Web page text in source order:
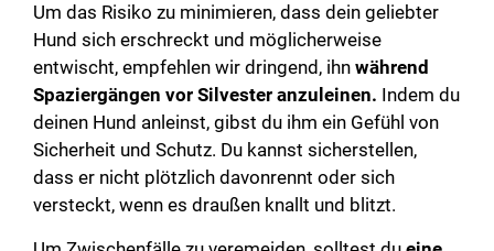
Um das Risiko zu minimieren, dass dein geliebter
Hund sich erschreckt und möglicherweise
entwischt, empfehlen wir dringend, ihn während
Spaziergängen vor Silvester anzuleinen. Indem du
deinen Hund anleinst, gibst du ihm ein Gefühl von
Sicherheit und Schutz. Du kannst sicherstellen,
dass er nicht plötzlich davonrennt oder sich
versteckt, wenn es draußen knallt und blitzt.